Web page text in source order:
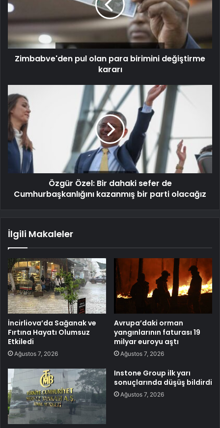
Zimbabve'den pul olan para birimini değiştirme
kararı
Özgür Özel: Bir dahaki sefer de
Cumhurbaşkanlığını kazanmış bir parti olacağız
İlgili Makaleler
İncirliova’da Sağanak ve
Fırtına Hayatı Olumsuz
Etkiledi
Ağustos 7, 2026
Avrupa’daki orman
yangınlarının faturası 19
milyar euroyu aştı
Ağustos 7, 2026
Instone Group ilk yarı
sonuçlarında düşüş bildirdi
Ağustos 7, 2026